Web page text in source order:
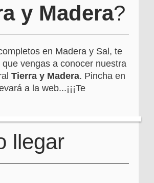
y Madera?
en Madera y Sal, te
vengas a conocer nuestra
Tierra y Madera. Pincha en
a la web...¡¡¡Te
llegar